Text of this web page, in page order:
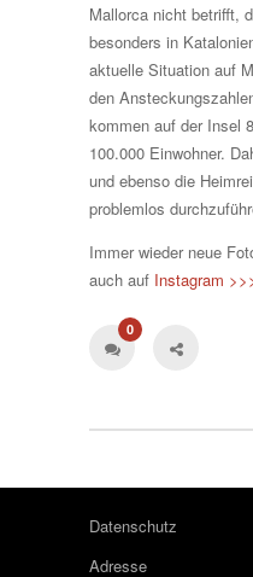
Mallorca nicht betrifft,
besonders in
aktuelle Situation auf
den
kommen auf der Insel
100.000 Einwohner.
und ebenso die
problemlos
Immer wieder neue
auch auf Instagram
0
Datenschutz
Adresse